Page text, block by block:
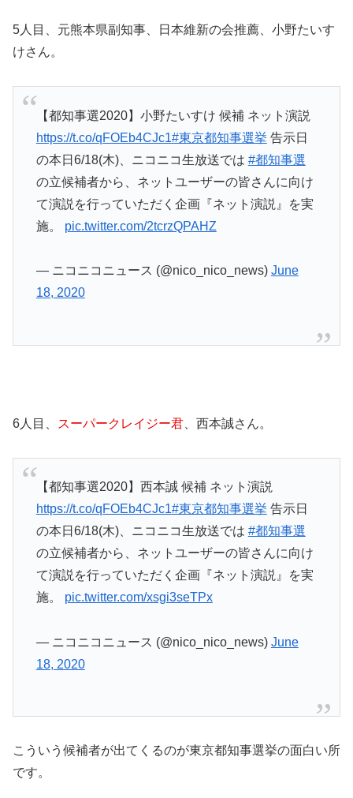
5人目、元熊本県副知事、日本維新の会推薦、小野たいす
けさん。
【都知事選2020】小野たいすけ 候補 ネット演説
https://t.co/qFOEb4CJc1#東京都知事選挙 告示日
の本日6/18(木)、ニコニコ生放送では #都知事選
の立候補者から、ネットユーザーの皆さんに向け
て演説を行っていただく企画『ネット演説』を実
施。 pic.twitter.com/2tcrzQPAHZ
— ニコニコニュース (@nico_nico_news) June
18, 2020
6人目、 スーパークレイジー君 、西本誠さん。
【都知事選2020】西本誠 候補 ネット演説
https://t.co/qFOEb4CJc1#東京都知事選挙 告示日
の本日6/18(木)、ニコニコ生放送では #都知事選
の立候補者から、ネットユーザーの皆さんに向け
て演説を行っていただく企画『ネット演説』を実
施。 pic.twitter.com/xsgi3seTPx
— ニコニコニュース (@nico_nico_news) June
18, 2020
こういう候補者が出てくるのが東京都知事選挙の面白い所
です。